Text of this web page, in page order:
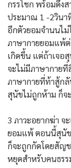
กรรโชก พร้อมดึง
ประมาณ 1 -2วิน
อีกตัวยอมจำนนไม่
ภาษากายยอมแพ้
เกิดขึ้น แต่ถ้าเจอ
จะไม่มีภาษากาย
ภาษากายที่ท้าสู้ก
สุนัขไม่ถูกห้าม ก็
3 ภาวะอยากฆ่า จ
ยอมแพ้ ตอนนี้สุนัข
ก็จะถูกกัดโดยสัญ
หยุดสำหรับคนธร